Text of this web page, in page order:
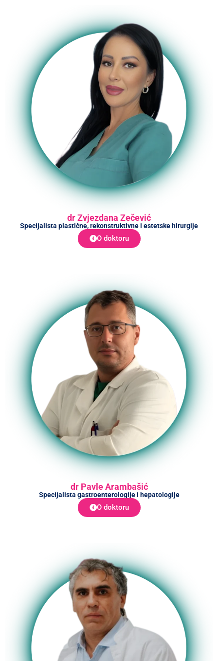
dr Zvjezdana Zečević
Specijalista plastične, rekonstruktivne i estetske hirurgije
O doktoru
dr Pavle Arambašić
Specijalista gastroenterologije i hepatologije
O doktoru